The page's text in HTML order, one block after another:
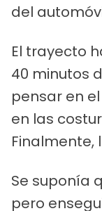
del
El trayecto
40 minutos
pensar en
en las
Finalmente,
Se suponía
pero